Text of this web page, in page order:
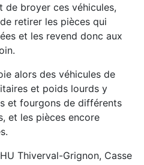
de broyer ces véhicules,
retirer les pièces qui
et les revend donc aux
alors des véhicules de
et poids lourds y
et fourgons de différents
et les pièces encore
Thiverval-Grignon, Casse